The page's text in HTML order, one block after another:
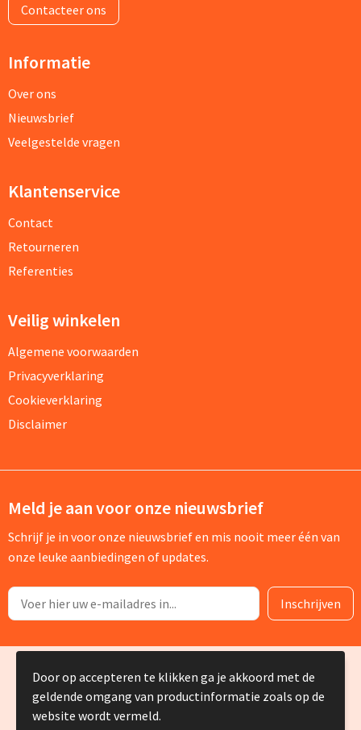
Contacteer ons
Informatie
Over ons
Nieuwsbrief
Veelgestelde vragen
Klantenservice
Contact
Retourneren
Referenties
Veilig winkelen
Algemene voorwaarden
Privacyverklaring
Cookieverklaring
Disclaimer
Meld je aan voor onze nieuwsbrief
Schrijf je in voor onze nieuwsbrief en mis nooit meer één van
onze leuke aanbiedingen of updates.
© Copyright Silvia Bruin reclame-advies 2025
Door op accepteren te klikken ga je akkoord met de
geldende omgang van productinformatie zoals op de
website wordt vermeld.